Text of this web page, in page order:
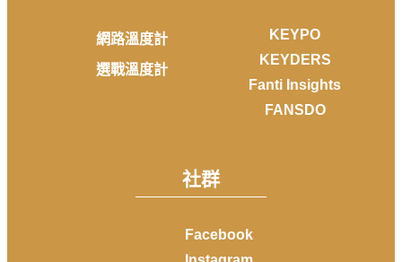
網路溫度計
選戰溫度計
KEYPO
KEYDERS
Fanti Insights
FANSDO
社群
Facebook